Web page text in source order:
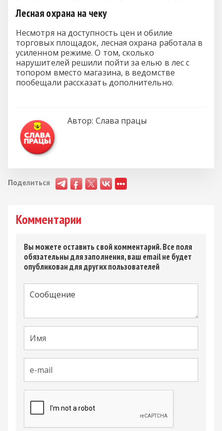
Лесная охрана на чеку
Несмотря на доступность цен и обилие
торговых площадок, лесная охрана работала в
усиленном режиме. О том, сколько
нарушителей решили пойти за елью в лес с
топором вместо магазина, в ведомстве
пообещали рассказать дополнительно.
Автор: Слава працы
Поделиться
Комментарии
Вы можете оставить свой комментарий. Все поля
обязательны для заполнения, ваш email не будет
опубликован для других пользователей